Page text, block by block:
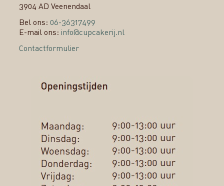
3904 AD Veenendaal
Bel ons: 06-36317499
E-mail ons: info@cupcakerij.nl
Contactformulier